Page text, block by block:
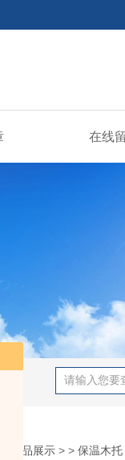
在线
产品展示 > > 保温木托